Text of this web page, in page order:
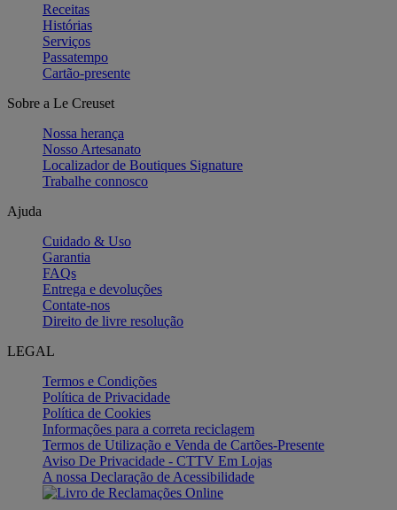
Receitas
Histórias
Serviços
Passatempo
Cartão-presente
Sobre a Le Creuset
Nossa herança
Nosso Artesanato
Localizador de Boutiques Signature
Trabalhe connosco
Ajuda
Cuidado & Uso
Garantia
FAQs
Entrega e devoluções
Contate-nos
Direito de livre resolução
LEGAL
Termos e Condições
Política de Privacidade
Política de Cookies
Informações para a correta reciclagem
Termos de Utilização e Venda de Cartões-Presente
Aviso De Privacidade - CTTV Em Lojas
A nossa Declaração de Acessibilidade